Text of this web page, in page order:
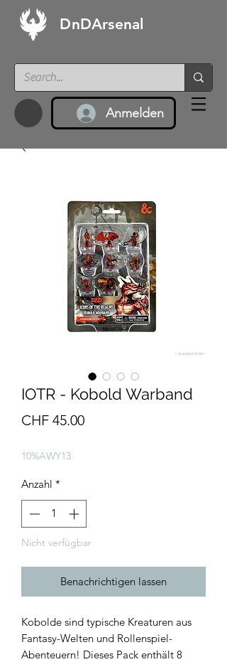
DnDArsenal
Anmelden
IOTR - Kobold Warband
CHF 45.00Preis
10%AWY13
Anzahl *
Nicht verfügbar
Benachrichtigen lassen
Kobolde sind typische Kreaturen aus
Fantasy-Welten und Rollenspiel-
Abenteuern! Dieses Pack enthält 8